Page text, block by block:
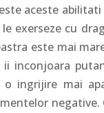
aceste
exerseze cu
este mai
inconjoara
o ingrijire mai